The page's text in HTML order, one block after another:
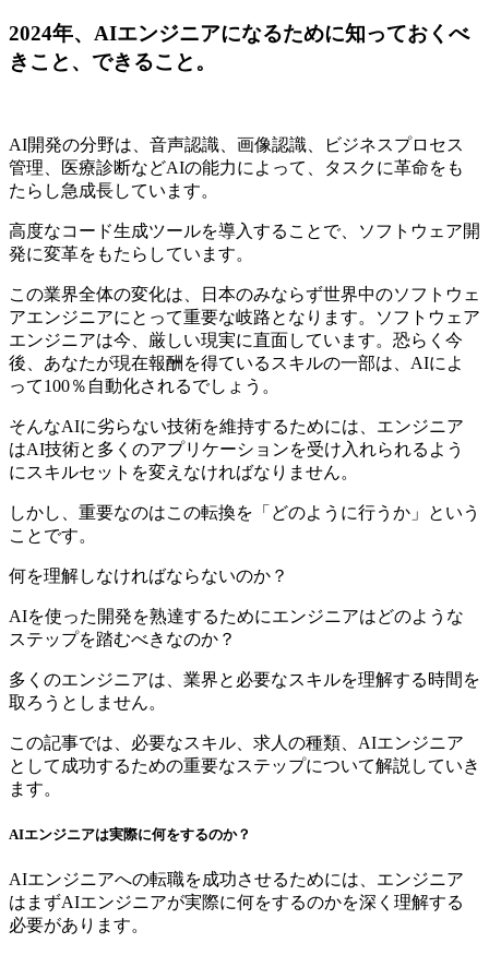
2024年、AIエンジニアになるために知っておくべ
きこと、できること。
AI開発の分野は、音声認識、画像認識、ビジネスプロセス
管理、医療診断などAIの能力によって、タスクに革命をも
たらし急成長しています。
高度なコード生成ツールを導入することで、ソフトウェア開
発に変革をもたらしています。
この業界全体の変化は、日本のみならず世界中のソフトウェ
アエンジニアにとって重要な岐路となります。ソフトウェア
エンジニアは今、厳しい現実に直面しています。恐らく今
後、あなたが現在報酬を得ているスキルの一部は、AIによ
って100％自動化されるでしょう。
そんなAIに劣らない技術を維持するためには、エンジニア
はAI技術と多くのアプリケーションを受け入れられるよう
にスキルセットを変えなければなりません。
しかし、重要なのはこの転換を「どのように行うか」という
ことです。
何を理解しなければならないのか？
AIを使った開発を熟達するためにエンジニアはどのような
ステップを踏むべきなのか？
多くのエンジニアは、業界と必要なスキルを理解する時間を
取ろうとしません。
この記事では、必要なスキル、求人の種類、AIエンジニア
として成功するための重要なステップについて解説していき
ます。
AIエンジニアは実際に何をするのか？
AIエンジニアへの転職を成功させるためには、エンジニア
はまずAIエンジニアが実際に何をするのかを深く理解する
必要があります。